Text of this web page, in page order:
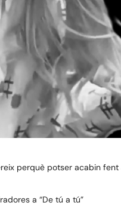
perquè potser acabin
a “De tú a tú”